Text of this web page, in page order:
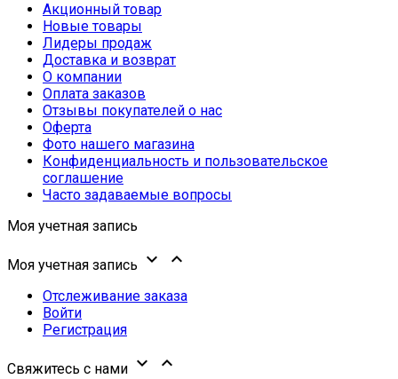
Акционный товар
Новые товары
Лидеры продаж
Доставка и возврат
О компании
Оплата заказов
Отзывы покупателей о нас
Оферта
Фото нашего магазина
Конфиденциальность и пользовательское
соглашение
Часто задаваемые вопросы
Моя учетная запись
Моя учетная запись  
Отслеживание заказа
Войти
Регистрация
Свяжитесь с нами  